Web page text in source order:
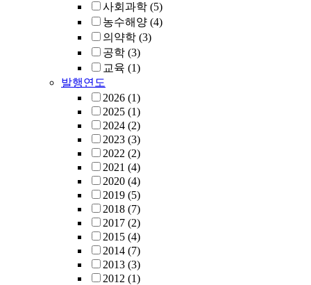
사회과학 (5)
농수해양 (4)
의약학 (3)
공학 (3)
교육 (1)
발행연도
2026 (1)
2025 (1)
2024 (2)
2023 (3)
2022 (2)
2021 (4)
2020 (4)
2019 (5)
2018 (7)
2017 (2)
2015 (4)
2014 (7)
2013 (3)
2012 (1)